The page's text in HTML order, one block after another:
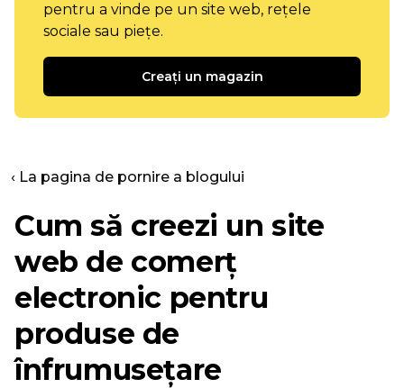
pentru a vinde pe un site web, rețele
sociale sau piețe.
Creați un magazin
‹ La pagina de pornire a blogului
Cum să creezi un site
web de comerț
electronic pentru
produse de
înfrumusețare